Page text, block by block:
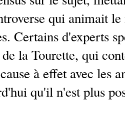
qui animait
Certains d'experts
la Tourette, qui
à effet avec les
qu'il n'est plus